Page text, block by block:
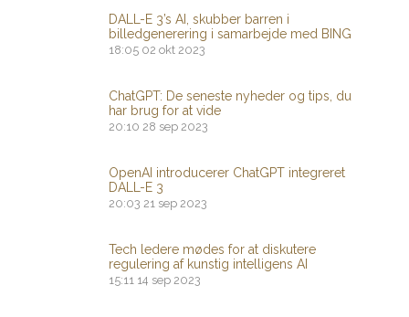
DALL-E 3’s AI, skubber barren i
billedgenerering i samarbejde med BING
18:05 02 okt 2023
ChatGPT: De seneste nyheder og tips, du
har brug for at vide
20:10 28 sep 2023
OpenAI introducerer ChatGPT integreret
DALL-E 3
20:03 21 sep 2023
Tech ledere mødes for at diskutere
regulering af kunstig intelligens AI
15:11 14 sep 2023